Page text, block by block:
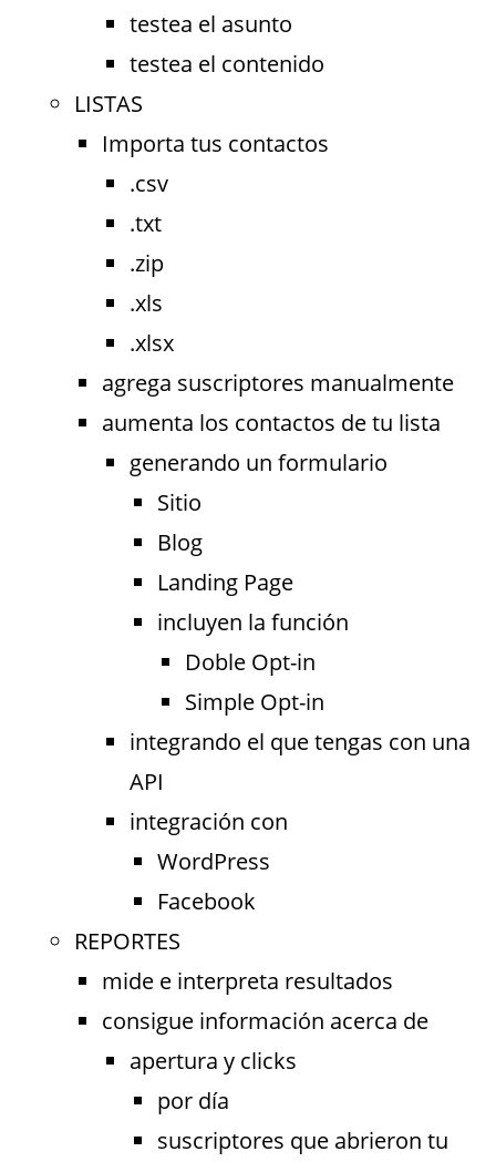
testea el asunto
testea el contenido
LISTAS
Importa tus contactos
.csv
.txt
.zip
.xls
.xlsx
agrega suscriptores manualmente
aumenta los contactos de tu lista
generando un formulario
Sitio
Blog
Landing Page
incluyen la función
Doble Opt-in
Simple Opt-in
integrando el que tengas con una
API
integración con
WordPress
Facebook
REPORTES
mide e interpreta resultados
consigue información acerca de
apertura y clicks
por día
suscriptores que abrieron tu